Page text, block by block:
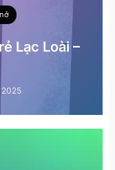
Lạc Loài –
2025